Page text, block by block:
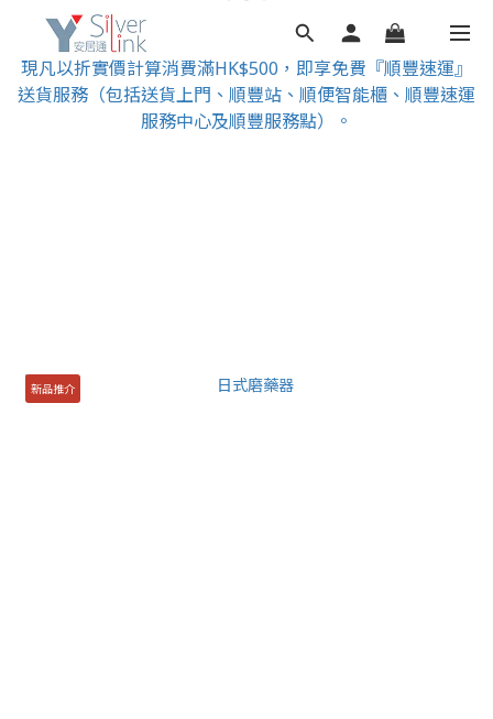
現凡以折實價計算消費滿HK$500，即享免費『順豐速運』
送貨服務（包括送貨上門、順豐站、順便智能櫃、順豐速運
服務中心及順豐服務點）。
新品推介